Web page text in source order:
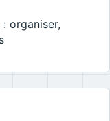
: organiser,